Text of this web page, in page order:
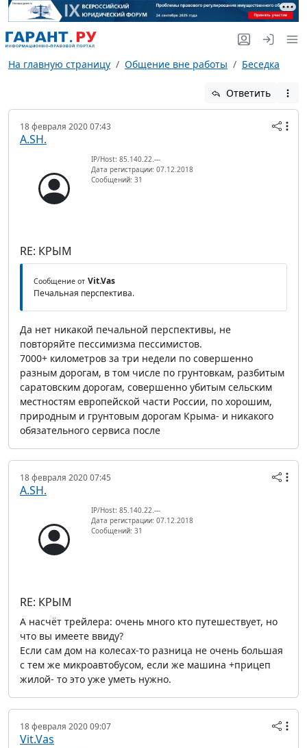
На главную страницу Общение вне работы Беседка
Ответить
18 февраля 2020 07:43
A.SH.
IP/Host: 85.140.22.---
Дата регистрации: 07.12.2018
Сообщений: 31
RE: КРЫМ
Сообщение от Vit.Vas
Печальная перспектива.
Да нет никакой печальной перспективы, не
повторяйте пессимизма пессимистов.
7000+ километров за три недели по совершенно
разным дорогам, в том числе по грунтовкам, разбитым
саратовским дорогам, совершенно убитым сельским
местностям европейской части России, по хорошим,
природным и грунтовым дорогам Крыма- и никакого
обязательного сервиса после
18 февраля 2020 07:45
A.SH.
IP/Host: 85.140.22.---
Дата регистрации: 07.12.2018
Сообщений: 31
RE: КРЫМ
А насчёт трейлера: очень много кто путешествует, но
что вы имеете ввиду?
Если сам дом на колесах-то разница не очень большая
с тем же микроавтобусом, если же машина +прицеп
жилой- то это уже уметь нужно.
18 февраля 2020 09:07
Vit.Vas